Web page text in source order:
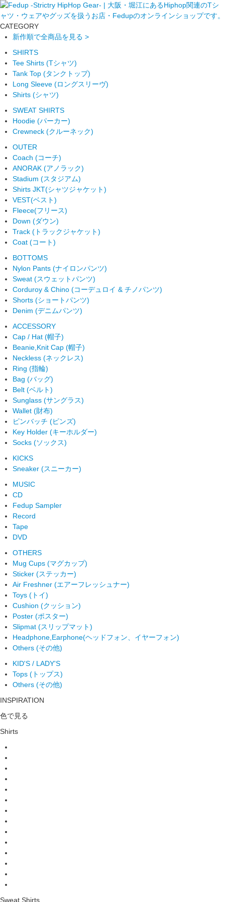
CATEGORY
新作順で全商品を見る >
SHIRTS
Tee Shirts (Tシャツ)
Tank Top (タンクトップ)
Long Sleeve (ロングスリーヴ)
Shirts (シャツ)
SWEAT SHIRTS
Hoodie (パーカー)
Crewneck (クルーネック)
OUTER
Coach (コーチ)
ANORAK (アノラック)
Stadium (スタジアム)
Shirts JKT(シャツジャケット)
VEST(ベスト)
Fleece(フリース)
Down (ダウン)
Track (トラックジャケット)
Coat (コート)
BOTTOMS
Nylon Pants (ナイロンパンツ)
Sweat (スウェットパンツ)
Corduroy & Chino (コーデュロイ & チノパンツ)
Shorts (ショートパンツ)
Denim (デニムパンツ)
ACCESSORY
Cap / Hat (帽子)
Beanie,Knit Cap (帽子)
Neckless (ネックレス)
Ring (指輪)
Bag (バッグ)
Belt (ベルト)
Sunglass (サングラス)
Wallet (財布)
ピンバッチ (ピンズ)
Key Holder (キーホルダー)
Socks (ソックス)
KICKS
Sneaker (スニーカー)
MUSIC
CD
Fedup Sampler
Record
Tape
DVD
OTHERS
Mug Cups (マグカップ)
Sticker (ステッカー)
Air Freshner (エアーフレッシュナー)
Toys (トイ)
Cushion (クッション)
Poster (ポスター)
Slipmat (スリップマット)
Headphone,Earphone(ヘッドフォン、イヤーフォン)
Others (その他)
KID'S / LADY'S
Tops (トップス)
Others (その他)
INSPIRATION
色で見る
Shirts
Sweat Shirts